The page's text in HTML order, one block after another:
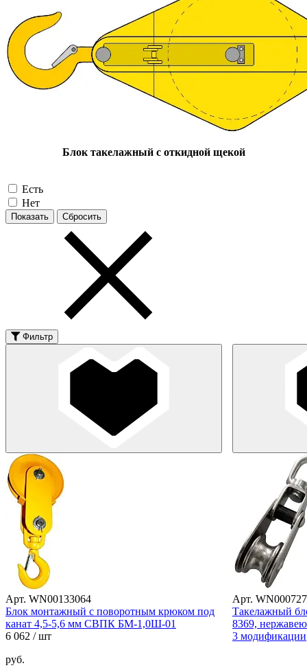
Блок такелажный с откидной щекой
Есть
Нет
Фильтр
Арт. WN00133064
Блок монтажный с поворотным крюком под
канат 4,5-5,6 мм СВПК БМ-1,0Ш-01
6 062 / шт
руб.
Арт.
Такелажный
8369,
3 модификации